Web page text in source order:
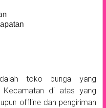
toko bunga yang
Kecamatan di atas yang
offline dan pengiriman